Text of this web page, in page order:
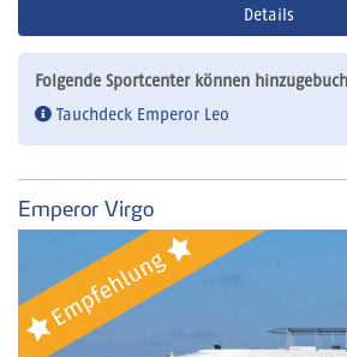
Details
Folgende Sportcenter können
Tauchdeck Emperor Leo
Emperor Virgo